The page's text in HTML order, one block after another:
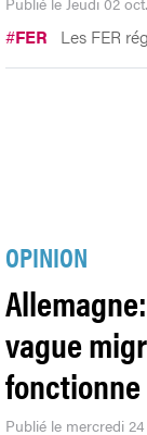
#FER Les FER
OPINION
vague
fonctionne
Publié le mercredi